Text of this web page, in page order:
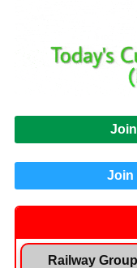
Join
Railway